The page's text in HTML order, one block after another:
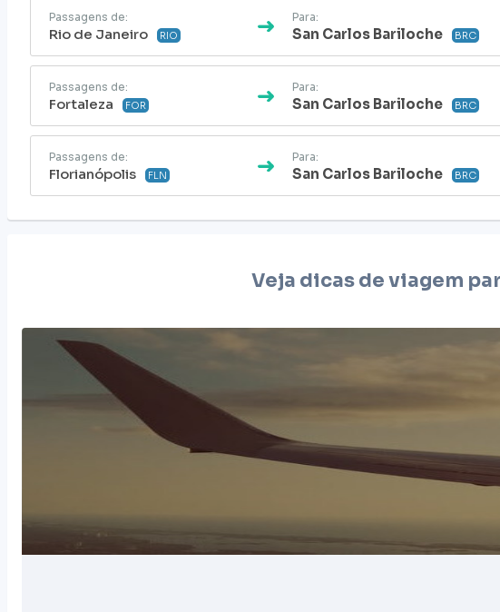
Passagens de:
Rio de Janeiro RIO
Para:
San Carlos Bariloche BRC
Passagens de:
Fortaleza FOR
Para:
San Carlos Bariloche BRC
Passagens de:
Florianópolis FLN
Para:
San Carlos Bariloche BRC
Veja dicas de viagem